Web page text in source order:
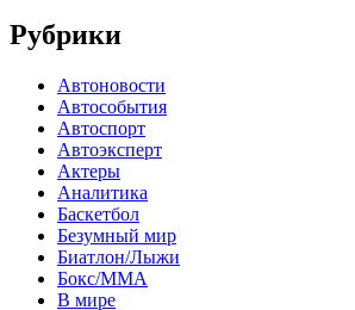
Рубрики
Автоновости
Автособытия
Автоспорт
Автоэксперт
Актеры
Аналитика
Баскетбол
Безумный мир
Биатлон/Лыжи
Бокс/MMA
В мире